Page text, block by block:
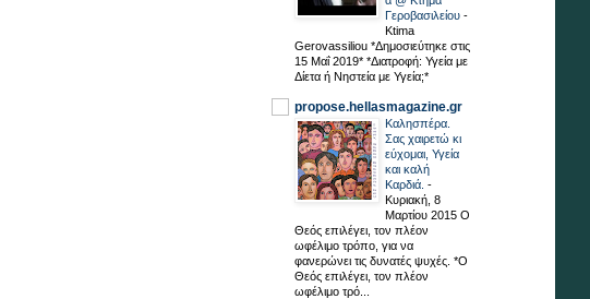
Γεροβασιλείου -
Ktima
Gerovassiliou *Δημοσιεύτηκε στις
15 Μαΐ 2019* *Διατροφή: Υγεία με
Δίετα ή Νηστεία με Υγεία;*
propose.hellasmagazine.gr
Καλησπέρα.
Σας χαιρετώ κι
εύχομαι, Υγεία
και καλή
Καρδιά. -
Κυριακή, 8
Μαρτίου 2015 Ο
Θεός επιλέγει, τον πλέον
ωφέλιμο τρόπο, για να
φανερώνει τις δυνατές ψυχές. *Ο
Θεός επιλέγει, τον πλέον
ωφέλιμο τρό...